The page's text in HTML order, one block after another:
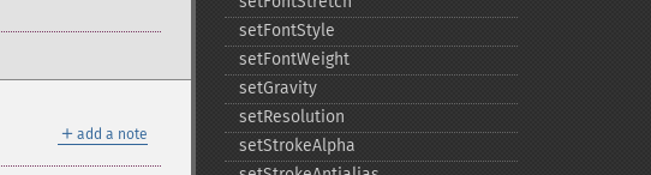
＋ add a note
setFontStyle
setFontWeight
setGravity
setResolution
setStrokeAlpha